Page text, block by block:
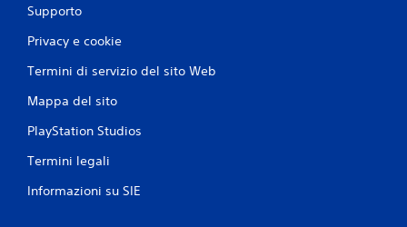
Supporto
Privacy e cookie
Termini di servizio del sito Web
Mappa del sito
PlayStation Studios
Termini legali
Informazioni su SIE